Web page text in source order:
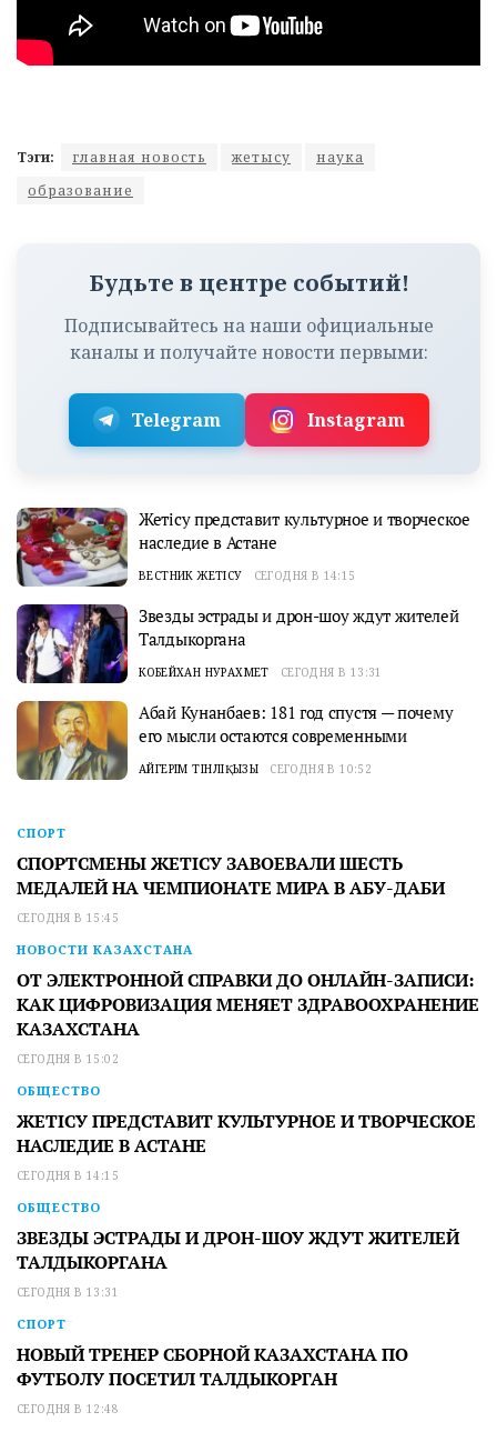
Тэги: главная новость жетысу
наука
образование
Будьте в центре событий!
Подписывайтесь на наши официальные
каналы и получайте новости первыми:
Telegram Instagram
Жетісу представит культурное и творческое
наследие в Астане
ВЕСТНИК ЖЕТІСУ СЕГОДНЯ В 14:15
Звезды эстрады и дрон-шоу ждут жителей
Талдыкоргана
КОБЕЙХАН НУРАХМЕТ СЕГОДНЯ В 13:31
Абай Кунанбаев: 181 год спустя — почему
его мысли остаются современными
АЙГЕРІМ ТІНӘЛІҚЫЗЫ СЕГОДНЯ В 10:52
СПОРТ
СПОРТСМЕНЫ ЖЕТІСУ ЗАВОЕВАЛИ ШЕСТЬ
МЕДАЛЕЙ НА ЧЕМПИОНАТЕ МИРА В АБУ-ДАБИ
СЕГОДНЯ В 15:45
НОВОСТИ КАЗАХСТАНА
ОТ ЭЛЕКТРОННОЙ СПРАВКИ ДО ОНЛАЙН-ЗАПИСИ:
КАК ЦИФРОВИЗАЦИЯ МЕНЯЕТ ЗДРАВООХРАНЕНИЕ
КАЗАХСТАНА
СЕГОДНЯ В 15:02
ОБЩЕСТВО
ЖЕТІСУ ПРЕДСТАВИТ КУЛЬТУРНОЕ И ТВОРЧЕСКОЕ
НАСЛЕДИЕ В АСТАНЕ
СЕГОДНЯ В 14:15
ОБЩЕСТВО
ЗВЕЗДЫ ЭСТРАДЫ И ДРОН-ШОУ ЖДУТ ЖИТЕЛЕЙ
ТАЛДЫКОРГАНА
СЕГОДНЯ В 13:31
СПОРТ
НОВЫЙ ТРЕНЕР СБОРНОЙ КАЗАХСТАНА ПО
ФУТБОЛУ ПОСЕТИЛ ТАЛДЫКОРГАН
СЕГОДНЯ В 12:48